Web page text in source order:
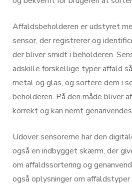
Affaldsbeholderen er udstyret
sensor, der registrerer og
der bliver smidt i beholderen.
adskille forskellige typer affald
metal og glas, og sortere dem i
beholderen. På den måde bliver
korrekt og kan nemt
Udover sensorerne har den
også en indbygget skærm, der
om affaldssortering og
også oplysninger om affaldstyper